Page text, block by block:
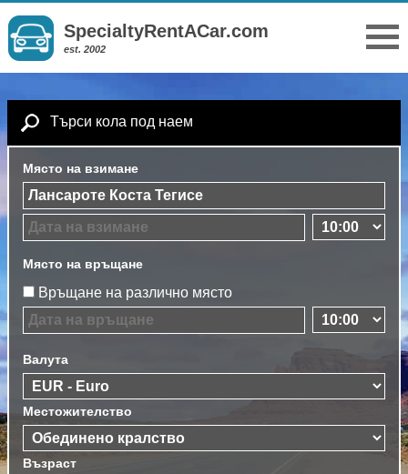
SpecialtyRentACar.com
est. 2002
Търси кола под наем
Място на взимане
Място на връщане
Връщане на различно място
Валута
Местожителство
Възраст